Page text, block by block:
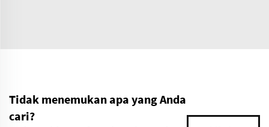
Tidak menemukan apa yang Anda
cari?